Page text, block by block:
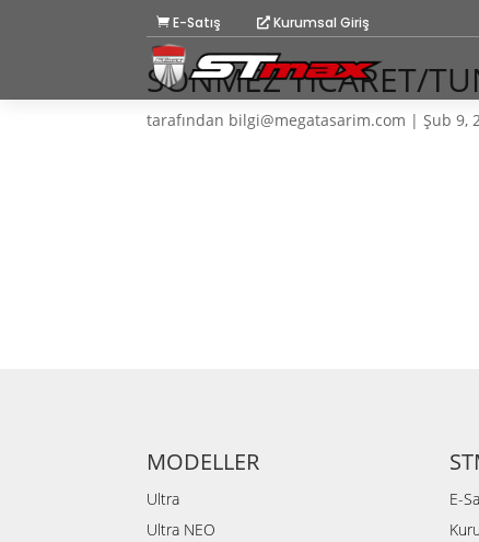
E-Satış Kurumsal Giriş
SÖNMEZ TİCARET/
tarafından bilgi@megatasarim.com |Şub 9,
MODELLER
Ultra
Ultra NEO
E-